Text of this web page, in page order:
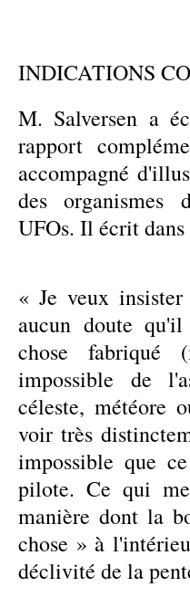
INDICATIONS
M. Salversen a
rapport
accompagné
des organismes
UFOs. Il écrit
« Je veux
aucun doute
chose fabriqué
impossible de
céleste, météore
voir très
impossible que
pilote. Ce qui
manière dont la
chose » à
déclivité de la